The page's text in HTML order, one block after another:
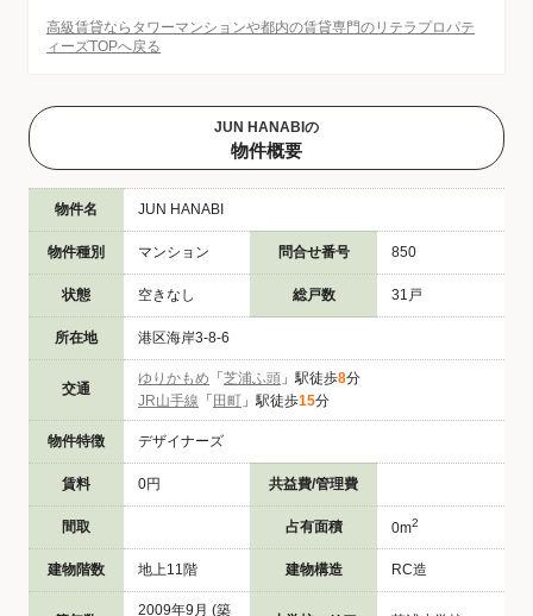
高級賃貸ならタワーマンションや都内の賃貸専門のリテラプロパテ
ィーズTOPへ戻る
JUN HANABIの
物件概要
物件名 JUN HANABI
物件種別 マンション 問合せ番号 850
状態 空きなし 総戸数 31戸
所在地 港区海岸3-8-6
交通
ゆりかもめ 「 芝浦ふ頭 」駅徒歩8分
JR山手線 「 田町 」駅徒歩15分
物件特徴 デザイナーズ
賃料 0円 共益費/管理費
間取 占有面積 0m2
建物階数 地上11階 建物構造 RC造
2009年9月 (築